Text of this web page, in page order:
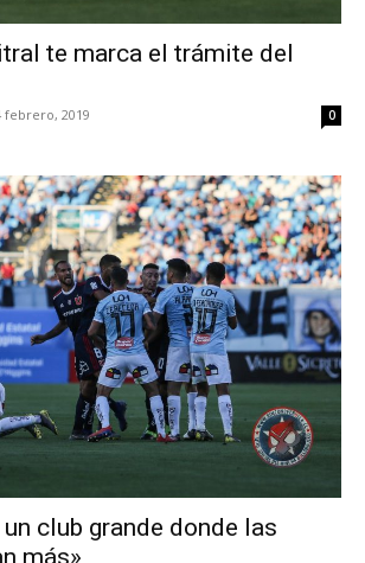
te marca el trámite del
febrero, 2019 0
club grande donde las
más»